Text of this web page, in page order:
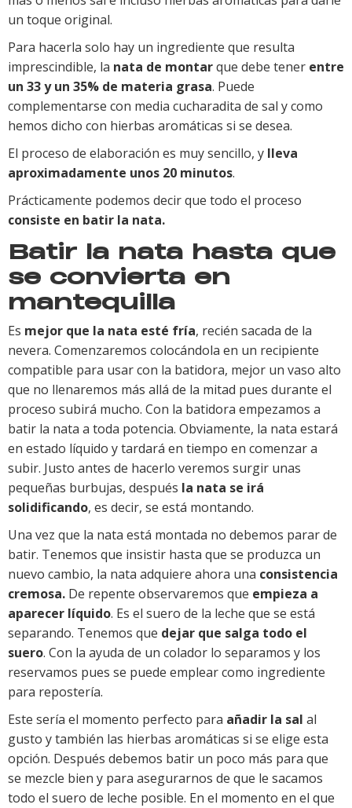
un toque original.
Para hacerla solo hay un ingrediente que resulta
imprescindible, la nata de montarque debe tener entre
un 33 y un 35% de materia grasa. Puede
complementarse con media cucharadita de sal y como
hemos dicho con hierbas aromáticas si se desea.
El proceso de elaboración es muy sencillo, y lleva
aproximadamente unos 20 minutos.
Prácticamente podemos decir que todo el proceso
consiste en batir la nata.
Batir la nata hasta que
se convierta en
mantequilla
Es mejor que la nata esté fría, recién sacada de la
nevera. Comenzaremos colocándola en un recipiente
compatible para usar con la batidora, mejor un vaso alto
que no llenaremos más allá de la mitad pues durante el
proceso subirá mucho. Con la batidora empezamos a
batir la nata a toda potencia. Obviamente, la nata estará
en estado líquido y tardará en tiempo en comenzar a
subir. Justo antes de hacerlo veremos surgir unas
pequeñas burbujas, después la nata se irá
solidificando, es decir, se está montando.
Una vez que la nata está montada no debemos parar de
batir. Tenemos que insistir hasta que se produzca un
nuevo cambio, la nata adquiere ahora una consistencia
cremosa. De repente observaremos que empieza a
aparecer líquido. Es el suero de la leche que se está
separando. Tenemos que dejar que salga todo el
suero. Con la ayuda de un colador lo separamos y los
reservamos pues se puede emplear como ingrediente
para repostería.
Este sería el momento perfecto para añadir la sal al
gusto y también las hierbas aromáticas si se elige esta
opción. Después debemos batir un poco más para que
se mezcle bien y para asegurarnos de que le sacamos
todo el suero de leche posible. En el momento en el que